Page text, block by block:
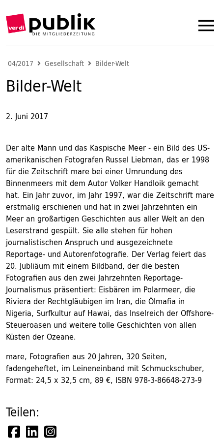
04/2017 Gesellschaft Bilder-Welt
Bilder-Welt
2. Juni 2017
Der alte Mann und das Kaspische Meer - ein Bild des US-
amerikanischen Fotografen Russel Liebman, das er 1998
für die Zeitschrift mare bei einer Umrundung des
Binnenmeers mit dem Autor Volker Handloik gemacht
hat. Ein Jahr zuvor, im Jahr 1997, war die Zeitschrift mare
erstmalig erschienen und hat in zwei Jahrzehnten ein
Meer an großartigen Geschichten aus aller Welt an den
Leserstrand gespült. Sie alle stehen für hohen
journalistischen Anspruch und ausgezeichnete
Reportage- und Autorenfotografie. Der Verlag feiert das
20. Jubliäum mit einem Bildband, der die besten
Fotografien aus den zwei Jahrzehnten Reportage-
Journalismus präsentiert: Eisbären im Polarmeer, die
Riviera der Rechtgläubigen im Iran, die Ölmafia in
Nigeria, Surfkultur auf Hawai, das Inselreich der Offshore-
Steueroasen und weitere tolle Geschichten von allen
Küsten der Ozeane.
mare, Fotografien aus 20 Jahren, 320 Seiten,
fadengeheftet, im Leineneinband mit Schmuckschuber,
Format: 24,5 x 32,5 cm, 89 €, ISBN 978-3-86648-273-9
Teilen: